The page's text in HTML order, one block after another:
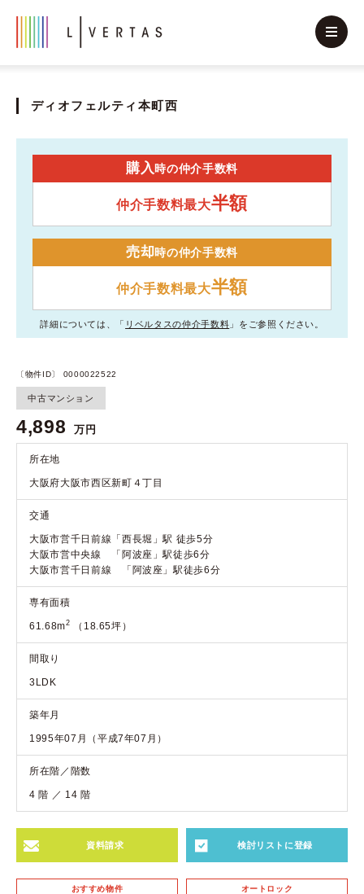
ディオフェルティ本町西
購入時の仲介手数料
仲介手数料最大半額
売却時の仲介手数料
仲介手数料最大半額
詳細については、「 リベルタスの仲介手数料 」をご参照ください。
〔物件ID〕 0000022522
中古マンション
4,898 万円
所在地
大阪府大阪市西区新町４丁目
交通
大阪市営千日前線「西長堀」駅 徒歩5分
大阪市営中央線 「阿波座」駅徒歩6分
大阪市営千日前線 「阿波座」駅徒歩6分
専有面積
61.68m2 （18.65坪）
間取り
3LDK
築年月
1995年07月（平成7年07月）
所在階／階数
4 階 ／ 14 階
資料請求 検討リストに登録
おすすめ物件 オートロック